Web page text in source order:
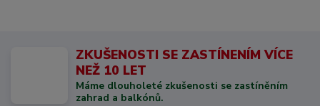
ZKUŠENOSTI SE ZASTÍNENÍM VÍCE
NEŽ 10 LET
Máme dlouholeté zkušenosti se zastíněním
zahrad a balkónů.